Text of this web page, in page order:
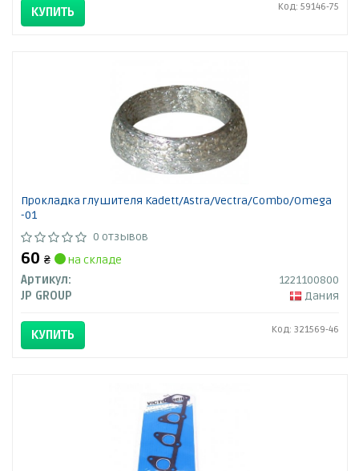
КУПИТЬ Код: 59146-75
Прокладка глушителя Kadett/Astra/Vectra/Combo/Omega
-01
0 отзывов
60 ₴
на складе
Артикул:
1221100800
JP GROUP
Дания
КУПИТЬ Код: 321569-46